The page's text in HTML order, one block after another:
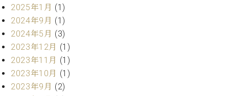
ベ
シ
ュ
タ
イ
ン
コ
ン
入
実
績
音
楽
コ
ク
ー
ル
音
ム
東
京
店
長
ご
2025年1月 (1)
2024年9月 (1)
2024年5月 (3)
2023年12月 (1)
2023年11月 (1)
2023年10月 (1)
2023年9月 (2)